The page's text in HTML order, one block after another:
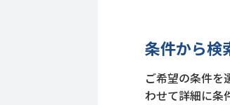
条件から検
ご希望の条件を
わせて詳細に条